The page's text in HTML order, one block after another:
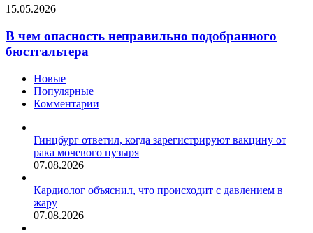
шортах
косухе
В
опасность
неправильно
подобранного
15.05.2026
В чем опасность неправильно подобранного
бюстгальтера
Новые
Популярные
Комментарии
Гинцбург ответил, когда зарегистрируют вакцину от
рака мочевого пузыря
07.08.2026
Кардиолог объяснил, что происходит с давлением в
жару
07.08.2026